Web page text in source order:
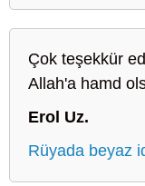
Çok teşekkür
Allah'a hamd
Erol Uz.
Rüyada beyaz